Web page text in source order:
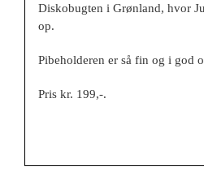
Diskobugten i Grønland, hvor
op.
Pibeholderen er så fin og i god
Pris kr. 199,-.